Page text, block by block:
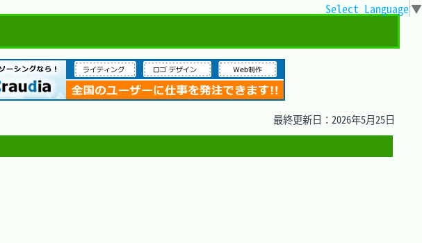
Select Language▼
最終更新日：2026年5月25日